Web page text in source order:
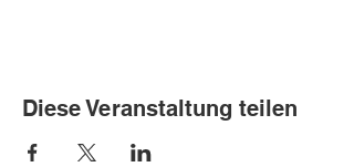
Diese Veranstaltung teilen